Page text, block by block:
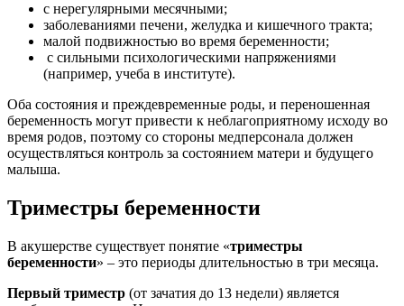
с нерегулярными месячными;
заболеваниями печени, желудка и кишечного тракта;
малой подвижностью во время беременности;
с сильными психологическими напряжениями
(например, учеба в институте).
Оба состояния и преждевременные роды, и переношенная
беременность могут привести к неблагоприятному исходу во
время родов, поэтому со стороны медперсонала должен
осуществляться контроль за состоянием матери и будущего
малыша.
Триместры беременности
В акушерстве существует понятие «триместры
беременности» – это периоды длительностью в три месяца.
Первый триместр (от зачатия до 13 недели) является